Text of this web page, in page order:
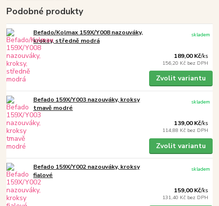
Podobné produkty
Befado/Kolmax 159X/Y008 nazouváky,
kroksy, středně modrá
189,00 Kč/ks
156,20 Kč bez DPH
skladem
Zvolit variantu
Befado 159X/Y003 nazouváky, kroksy
tmavě modré
139,00 Kč/ks
114,88 Kč bez DPH
skladem
Zvolit variantu
Befado 159X/Y002 nazouváky, kroksy
fialové
159,00 Kč/ks
131,40 Kč bez DPH
skladem